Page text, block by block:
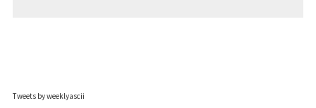
Tweets by weeklyascii